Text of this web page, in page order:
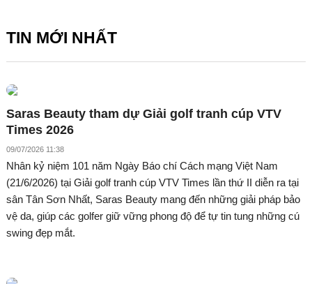
TIN MỚI NHẤT
Saras Beauty tham dự Giải golf tranh cúp VTV
Times 2026
09/07/2026 11:38
Nhân kỷ niệm 101 năm Ngày Báo chí Cách mạng Việt Nam
(21/6/2026) tại Giải golf tranh cúp VTV Times lần thứ II diễn ra tại
sân Tân Sơn Nhất, Saras Beauty mang đến những giải pháp bảo
vệ da, giúp các golfer giữ vững phong độ để tự tin tung những cú
swing đẹp mắt.